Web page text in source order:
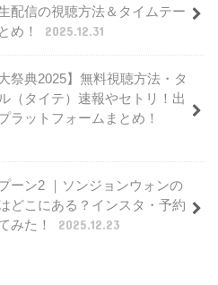
配信の視聴方法＆タイムテー
め！
2025.12.31
祭典2025】無料視聴方法・タ
（タイテ）速報やセトリ！出
ラットフォームまとめ！
ーン2 ｜ソンジョンウォンの
どこにある？インスタ・予約
みた！
2025.12.23